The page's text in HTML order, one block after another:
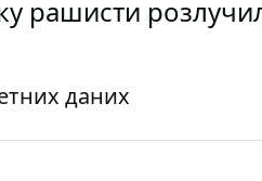
рашисти
даних